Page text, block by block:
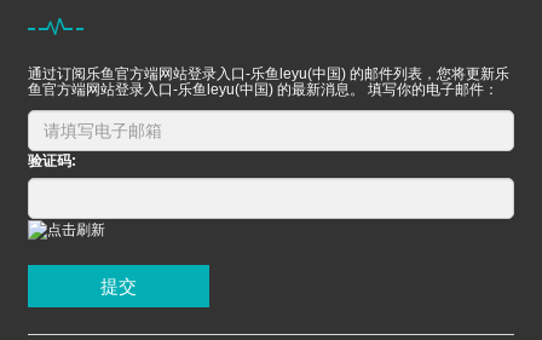
通过订阅乐鱼官方端网站登录入口-乐鱼leyu(中国) 的邮件列表，您将更新乐
鱼官方端网站登录入口-乐鱼leyu(中国) 的最新消息。 填写你的电子邮件：
验证码:
提交